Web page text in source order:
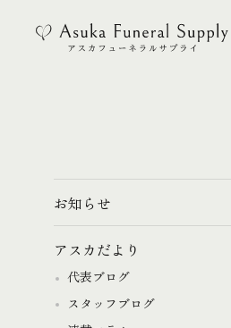
お知らせ
アスカだより
代表ブログ
スタッフブログ